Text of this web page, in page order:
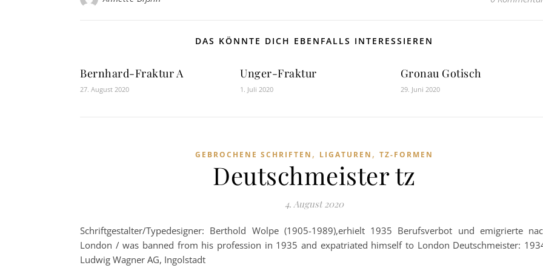
DAS KÖNNTE DICH EBENFALLS INTERESSIEREN
Bernhard-Fraktur A
27. August 2020
Unger-Fraktur
1. Juli 2020
Gronau Gotisch
29. Juni 2020
GEBROCHENE SCHRIFTEN , LIGATUREN , TZ-FORMEN
Deutschmeister tz
4. August 2020
Schriftgestalter/Typedesigner: Berthold Wolpe (1905-1989),erhielt 1935 Berufsverbot und emigrierte
London / was banned from his profession in 1935 and expatriated himself to London Deutschmeister:
Ludwig Wagner AG, Ingolstadt